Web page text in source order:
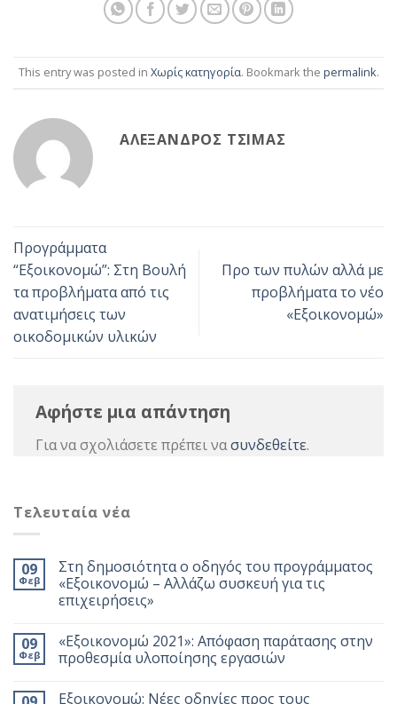
This entry was posted in Χωρίς κατηγορία. Bookmark the permalink.
ΑΛΈΞΑΝΔΡΟΣ ΤΣΊΜΑΣ
Προγράμματα
“Εξοικονομώ”: Στη Βουλή
τα προβλήματα από τις
ανατιμήσεις των
οικοδομικών υλικών
Προ των πυλών αλλά με
προβλήματα το νέο
«Εξοικονομώ»
Αφήστε μια απάντηση
Για να σχολιάσετε πρέπει νασυνδεθείτε.
Τελευταία νέα
09
Φεβ
Στη δημοσιότητα ο οδηγός του προγράμματος
«Εξοικονομώ – Αλλάζω συσκευή για τις
επιχειρήσεις»
09
Φεβ
«Εξοικονομώ 2021»: Απόφαση παράτασης στην
προθεσμία υλοποίησης εργασιών
Εξοικονομώ: Νέες οδηγίες προς τους